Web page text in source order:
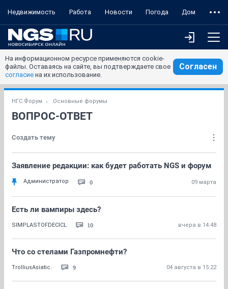
Недвижимость Работа Новости Погода Дом
На информационном ресурсе применяются cookie-
файлы. Оставаясь на сайте, вы подтверждаете свое
согласие на их использование.
Согласен
НГС.Форум Основные форумы
ВОПРОС-ОТВЕТ
Создать тему
Заявление редакции: как будет работать NGS и форум
Администратор 0 09 марта
Есть ли вампиры здесь?
SIMPLASTOFDECICL 10 вчера в 14:48
Что со стелами Газпромнефти?
TrolliusAsiatic. 9 04 августа в 15:22